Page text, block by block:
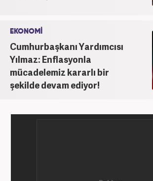
EKONOMİ
Cumhurbaşkanı Yardımcısı
Yılmaz: Enflasyonla
mücadelemiz kararlı bir
şekilde devam ediyor!